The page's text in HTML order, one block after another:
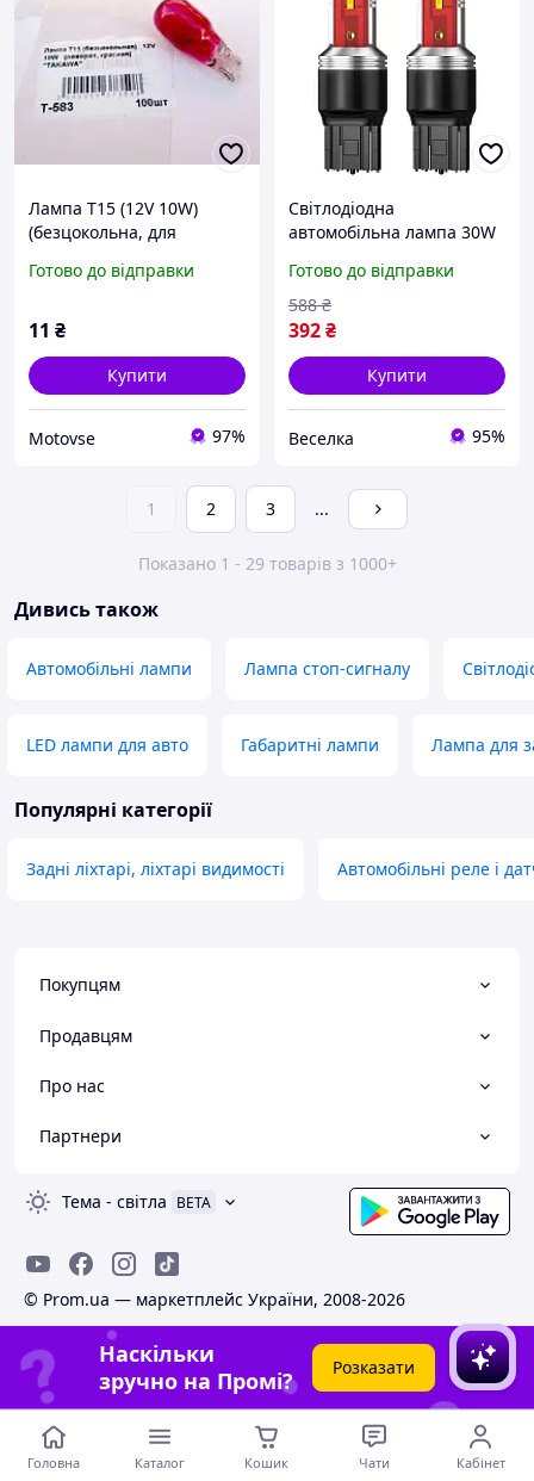
Лампа T15 (12V 10W)
(безцокольна, для
червоний) "TAKAWA"
Готово до відправки
11 ₴
Купити
Motovse 97%
Світлодіодна
автомобільна лампа 30W
повороту яскравість 1200
лм термін експлуатації
50000 годин FLAME
Готово до відправки
392₴
588 ₴
Купити
Веселка 95%
1 2 3 ...
Показано 1 - 29 товарів з 1000+
Дивись також
Автомобільні лампи Лампа стоп-сигналу
LED лампи для авто Габаритні лампи Лампа для
Популярні категорії
Задні ліхтарі, ліхтарі видимості Автомобільні реле і
Покупцям
Продавцям
Про нас
Партнери
Тема - світла BETA
© Prom.ua — маркетплейс України, 2008-2026
Наскільки
зручно на Промі?
Розказати
Головна Каталог Кошик Чати Кабінет